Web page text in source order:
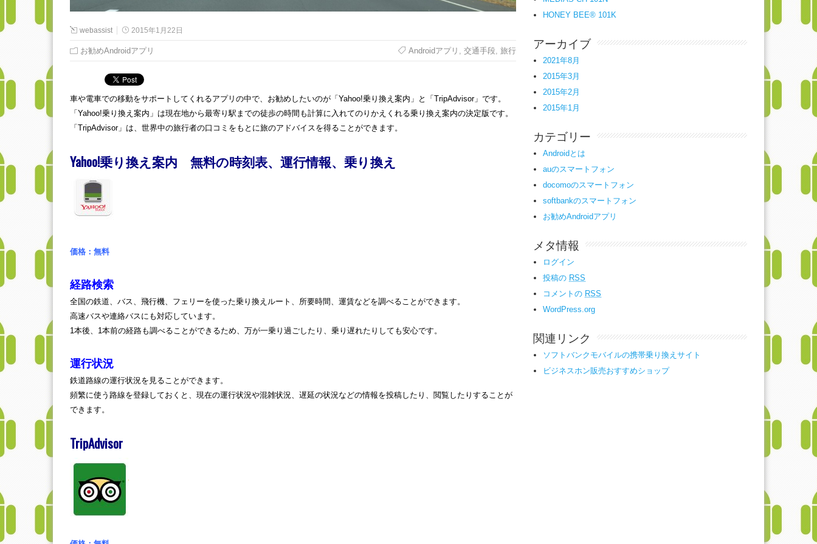
webassist 2015年1月22日
お勧めAndroidアプリ Androidアプリ 交通手段 旅行
車や電車での移動をサポートしてくれるアプリの中で、お勧めしたいのが「Yahoo!乗り換え案内」と「TripAdvisor」です。
「Yahoo!乗り換え案内」は現在地から最寄り駅までの徒歩の時間も計算に入れてのりかえくれる乗り換え案内の決定版です。
「TripAdvisor」は、世界中の旅行者の口コミをもとに旅のアドバイスを得ることができます。
Yahoo!乗り換え案内 無料の時刻表、運行情報、乗り換え
価格：無料
経路検索
全国の鉄道、バス、飛行機、フェリーを使った乗り換えルート、所要時間、運賃などを調べることができます。
高速バスや連絡バスにも対応しています。
1本後、1本前の経路も調べることができるため、万が一乗り過ごしたり、乗り遅れたりしても安心です。
運行状況
鉄道路線の運行状況を見ることができます。
頻繁に使う路線を登録しておくと、現在の運行状況や混雑状況、遅延の状況などの情報を投稿したり、閲覧したりすることが
できます。
TripAdvisor
HONEY BEE® 101K
アーカイブ
2021年8月
2015年3月
2015年2月
2015年1月
カテゴリー
Androidとは
auのスマートフォン
docomoのスマートフォン
softbankのスマートフォン
お勧めAndroidアプリ
メタ情報
ログイン
投稿の RSS
コメントの RSS
WordPress.org
関連リンク
ソフトバンクモバイルの携帯乗り換えサイト
ビジネスホン販売おすすめショップ